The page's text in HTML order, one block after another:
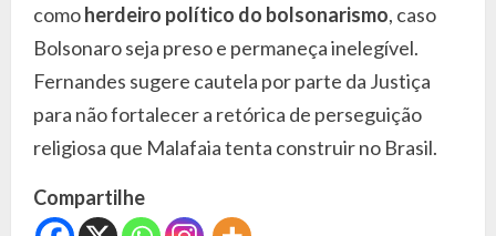
comoherdeiro político do bolsonarismo, caso
Bolsonaro seja preso e permaneça inelegível.
Fernandes sugere cautela por parte da Justiça
para não fortalecer a retórica de perseguição
religiosa que Malafaia tenta construir no Brasil.
Compartilhe